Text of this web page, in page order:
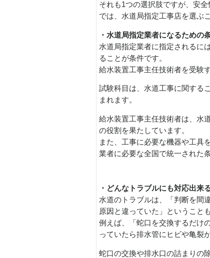
それも1つの選択肢ですが、安
では、水道局指定工事店を選ぶ
・水道局指定業者になるための
水道局指定業者に指定されるに
ることが条件です。
給水装置工事主任技術者を受験
試験科目は、水道工事に関する
まれます。
給水装置工事主任技術者は、水
の役割を果たしています。
また、工事に必要な機器や工具
業者に必要な全国で統一された
・どんなトラブルにも対応出来
水道のトラブルは、「判断を間
原因と違っていた」ということ
例えば、「蛇口を交換するだけ
っていたら排水管にヒビや亀裂
蛇口の交換や排水口の詰まりの